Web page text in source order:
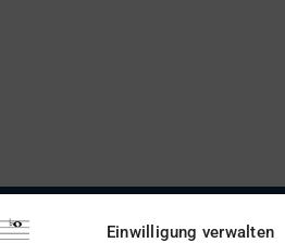
Einwilligung verwalten